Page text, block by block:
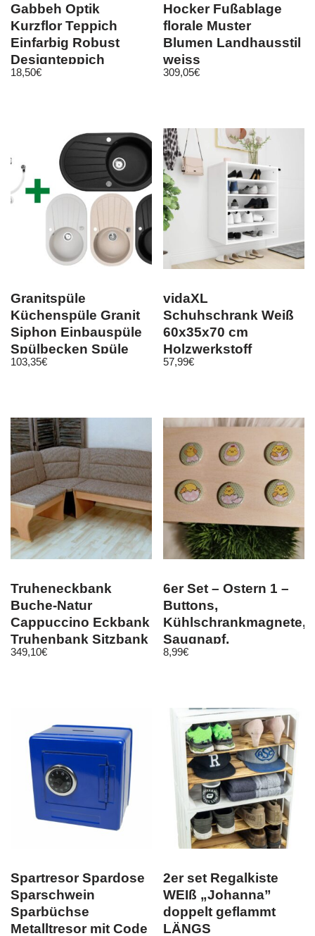
Gabbeh Optik
Kurzflor Teppich
Einfarbig Robust
Designteppich
Hellgrau Meliert
18,50€
Hocker Fußablage
florale Muster
Blumen Landhausstil
weiss
309,05€
Granitspüle
Küchenspüle Granit
Siphon Einbauspüle
Spülbecken Spüle
Granit 78×46
103,35€
vidaXL
Schuhschrank Weiß
60x35x70 cm
Holzwerkstoff
57,99€
Truheneckbank
Buche-Natur
Cappuccino Eckbank
Truhenbank Sitzbank
modern design
349,10€
6er Set – Ostern 1 –
Buttons,
Kühlschrankmagnete,
Saugnapf,
Kleidermagnet
8,99€
Spartresor Spardose
Sparschwein
Sparbüchse
Metalltresor mit Code
2er set Regalkiste
WEIß „Johanna”
doppelt geflammt
LÄNGS